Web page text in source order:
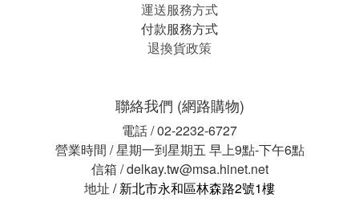
運送服務方式
付款服務方式
退換貨政策
聯絡我們 (網路購物)
電話 / 02-2232-6727
營業時間 / 星期一到星期五 早上9點-下午6點
信箱 / delkay.tw@msa.hinet.net
地址 / 新北市永和區林森路2號1樓